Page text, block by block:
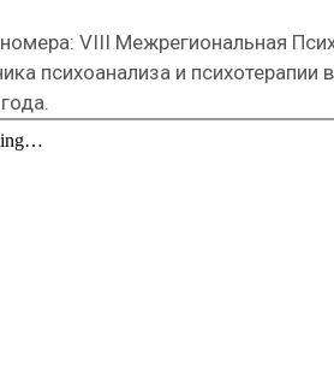
VIII Межрегиональная
психоанализа и